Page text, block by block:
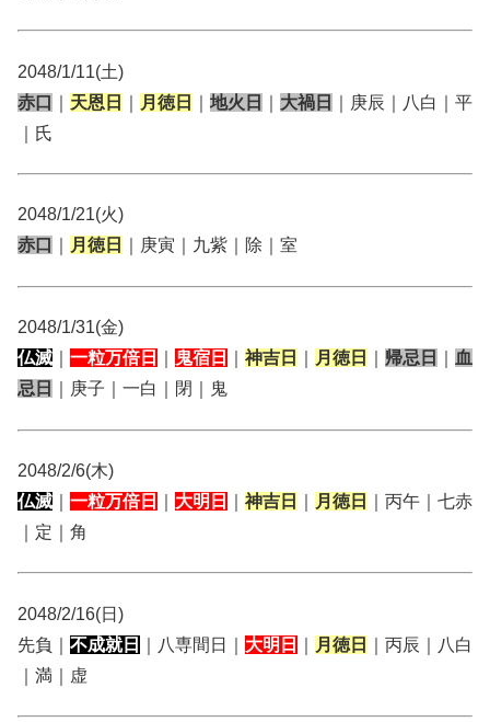
2048/1/11(土)
赤口
天恩日 月徳日 地火日 大禍日
｜庚辰｜八白｜平
｜氏
2048/1/21(火)
赤口
月徳日 ｜庚寅｜九紫｜除｜室
2048/1/31(金)
仏滅
一粒万倍日 鬼宿日 神吉日 月徳日 帰忌日
血
忌日
｜庚子｜一白｜閉｜鬼
2048/2/6(木)
仏滅
一粒万倍日 大明日 神吉日 月徳日
｜丙午｜七赤
｜定｜角
2048/2/16(日)
先負｜ 不成就日 ｜八専間日｜ 大明日 月徳日
｜丙辰｜八白
｜満｜虚